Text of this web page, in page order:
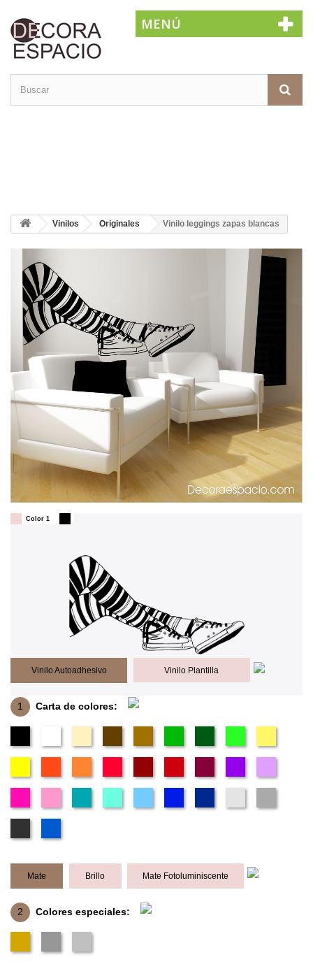
MENÚ
Vinilos Originales Vinilo leggings zapas blancas
Color 1
Vinilo Autoadhesivo Vinilo Plantilla
1 Carta de colores:
Mate Brillo Mate Fotoluminiscente
2 Colores especiales: